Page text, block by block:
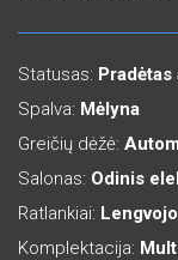
Statusas: Pradėtas
Spalva: Mėlyna
Greičių dėžė:
Salonas: Odinis
Ratlankiai:
Komplektacija: